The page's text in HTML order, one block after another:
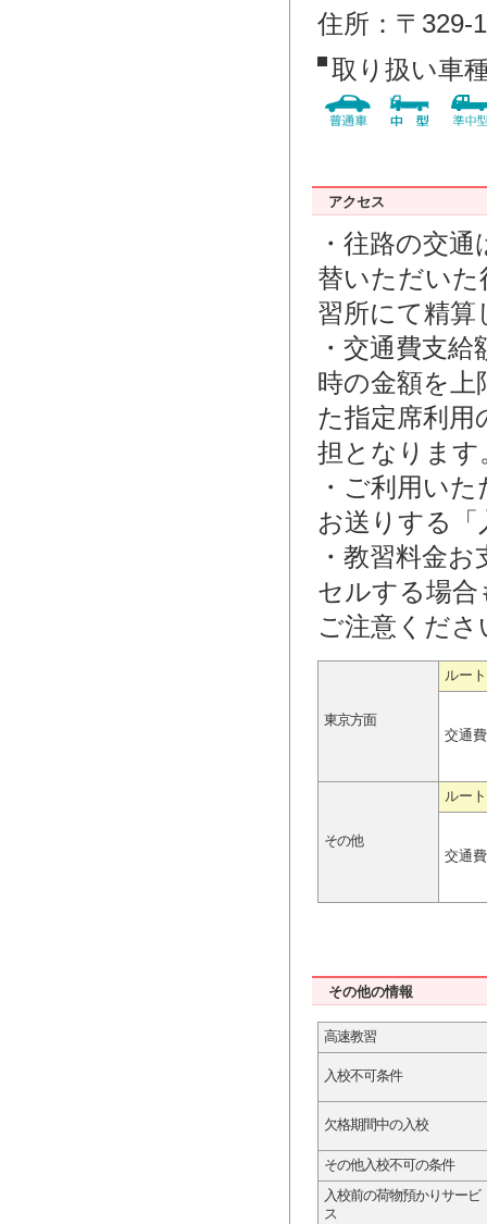
住所：〒329-
取り扱い車
アクセス
・往路の交
替いただいた
習所にて精算
・交通費支
時の金額を上
た指定席利用
担となります
・ご利用い
お送りする
・教習料金
セルする場
ご注意くださ
東京方面
ルート
交通
その他
ルート
交通
その他の情報
高速教習
入校不可条件
欠格期間中の入校
その他入校不可の条件
入校前の荷物預かりサービ
ス